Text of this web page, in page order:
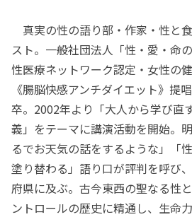
真実の性の語り部・作家・性と
スト。一般社団法人「性・愛・命
性医療ネットワーク認定・女性の
《腸脳快感アンチダイエット》提
卒。2002年より「大人から学び直
義」をテーマに講演活動を開始。
るでお天気の話をするような」「
塗り替わる」語り口が評判を呼び
府県に及ぶ。古今東西の聖なる性
ントロールの歴史に精通し、生命